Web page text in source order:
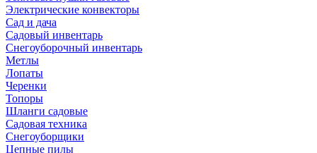
Электрические конвекторы
Сад и дача
Садовый инвентарь
Снегоуборочный инвентарь
Метлы
Лопаты
Черенки
Топоры
Шланги садовые
Садовая техника
Снегоуборщики
Цепные пилы